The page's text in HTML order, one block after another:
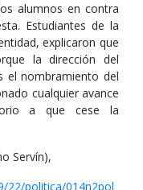
alumnos en contra
Estudiantes de la
explicaron que
la dirección del
el nombramiento del
cualquier avance
a que cese la
Servín),
22/politica/014n2pol